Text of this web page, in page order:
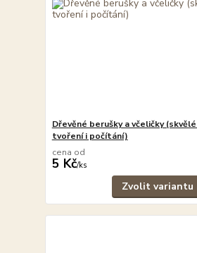
Dřevěné berušky a včeličky
tvoření i počítání)
cena od
5 Kč/ks
Zvolit variantu